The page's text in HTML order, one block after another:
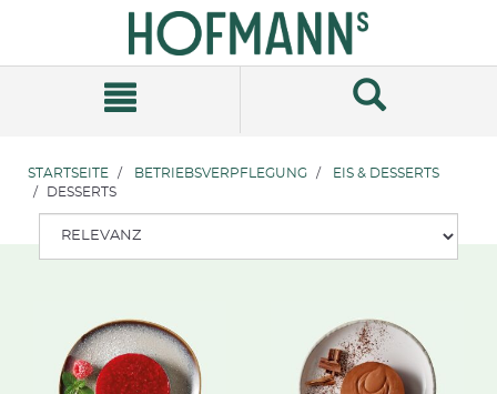
Navigationsmenü
STARTSEITE BETRIEBSVERPFLEGUNG
EIS & DESSERTS
DESSERTS